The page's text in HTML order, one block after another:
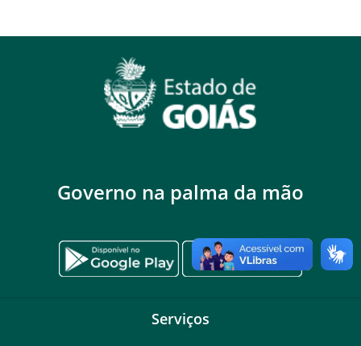
Governo na palma da mão
Serviços